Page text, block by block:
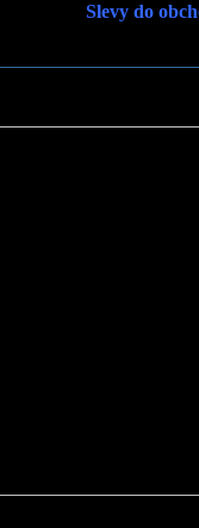
Slevy do